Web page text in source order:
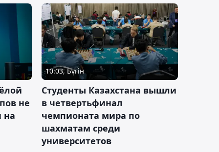
не
на
10:03, Бүгін
Студенты Казахстана вышли
в четвертьфинал
чемпионата мира по
шахматам среди
университетов